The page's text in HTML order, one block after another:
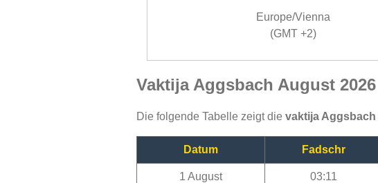
Europe/Vienna
(GMT +2)
Vaktija Aggsbach August 2026
Die folgende Tabelle zeigt die vaktija Aggsbach
Datum Fadschr
1 August 03:11